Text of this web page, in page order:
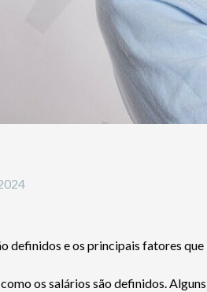
os salários são definidos.